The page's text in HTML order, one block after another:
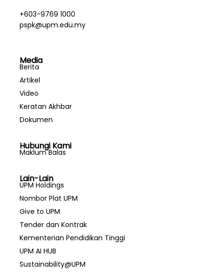
+603-9769 1000
pspk@upm.edu.my
Media
Berita
Artikel
Video
Keratan Akhbar
Dokumen
Hubungi Kami
Maklum Balas
Lain-Lain
UPM Holdings
Nombor Plat UPM
Give to UPM
Tender dan Kontrak
Kementerian Pendidikan Tinggi
UPM AI HUB
Sustainability@UPM